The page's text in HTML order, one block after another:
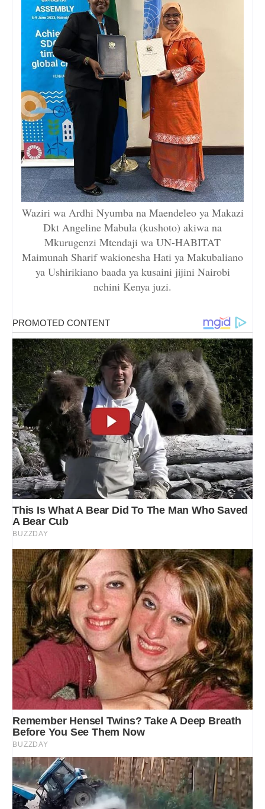
Waziri wa Ardhi Nyumba na Maendeleo ya Makazi
Dkt Angeline Mabula (kushoto) akiwa na
Mkurugenzi Mtendaji wa UN-HABITAT
Maimunah Sharif wakionesha Hati ya Makubaliano
ya Ushirikiano baada ya kusaini jijini Nairobi
nchini Kenya juzi.